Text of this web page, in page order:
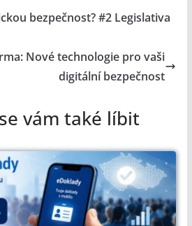
bezpečnost? #2 Legislativa
Nové technologie pro vaši
digitální bezpečnost
vám také líbit